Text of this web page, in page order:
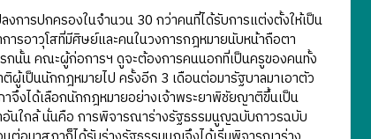
รปกครองในจำนวน 30 กว่าคนที่ได้รับการแต่งตั้งให้เป็น
รอาวุโสที่มีศิษย์และคนในวงการกฎหมายนับหน้าถือตา
กนั้น คณะผู้ก่อการฯ ดูจะต้องการคนนอกที่เป็นครูของคนทั้ง
ผู้เป็นนักกฎหมายไป ครั้งอีก 3 เดือนต่อมารัฐบาลมาเอาตัว
จึงได้เลือกนักกฎหมายอย่างเจ้าพระยาพิชัยญาติขึ้นเป็น
นใกล้ นั่นคือ การพิจารณาร่างรัฐธรรมนูญฉบับถาวรฉบับ